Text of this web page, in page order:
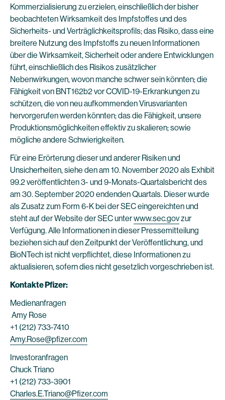
Kommerzialisierung zu erzielen, einschließlich der bisher
beobachteten Wirksamkeit des Impfstoffes und des
Sicherheits- und Verträglichkeitsprofils; das Risiko, dass eine
breitere Nutzung des Impfstoffs zu neuen Informationen
über die Wirksamkeit, Sicherheit oder andere Entwicklungen
führt, einschließlich des Risikos zusätzlicher
Nebenwirkungen, wovon manche schwer sein könnten; die
Fähigkeit von BNT162b2 vor COVID-19-Erkrankungen zu
schützen, die von neu aufkommenden Virusvarianten
hervorgerufen werden könnten; das die Fähigkeit, unsere
Produktionsmöglichkeiten effektiv zu skalieren; sowie
mögliche andere Schwierigkeiten.
Für eine Erörterung dieser und anderer Risiken und
Unsicherheiten, siehe den am 10. November 2020 als Exhibit
99.2 veröffentlichten 3- und 9-Monats-Quartalsbericht des
am 30. September 2020 endenden Quartals. Dieser wurde
als Zusatz zum Form 6-K bei der SEC eingereichten und
steht auf der Website der SEC unterwww.sec.govzur
Verfügung. Alle Informationen in dieser Pressemitteilung
beziehen sich auf den Zeitpunkt der Veröffentlichung, und
BioNTech ist nicht verpflichtet, diese Informationen zu
aktualisieren, sofern dies nicht gesetzlich vorgeschrieben ist.
Kontakte Pfizer:
Medienanfragen
Amy Rose
+1 (212) 733-7410
Amy.Rose@pfizer.com
Investoranfragen
Chuck Triano
+1 (212) 733-3901
Charles.E.Triano@Pfizer.com